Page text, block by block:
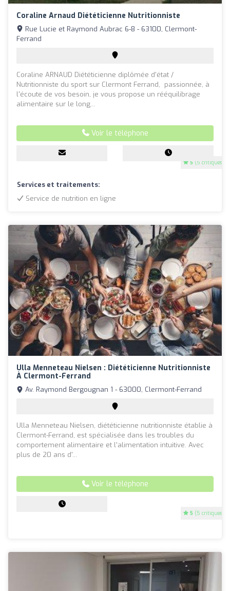
Coraline Arnaud Diététicienne Nutritionniste
5 (5 critiques)
Rue Lucie et Raymond Aubrac 6-8 - 63100, Clermont-
Ferrand
Coraline ARNAUD Diététicienne diplômée d'état /
Nutritionniste du sport sur Clermont Ferrand, passionnée, à
l'écoute de vos besoin, je vous propose un rééquilibrage
alimentaire sur le long...
Voir le téléphone
Services et traitements:
Service de nutrition en ligne
Ulla Menneteau Nielsen : Diététicienne Nutritionniste
À Clermont-Ferrand
5 (5 critiques)
Av. Raymond Bergougnan 1 - 63000, Clermont-Ferrand
Ulla Menneteau Nielsen, diététicienne nutritionniste établie à
Clermont-Ferrand, est spécialisée dans les troubles du
comportement alimentaire et l'alimentation intuitive. Avec
plus de 20 ans d'...
Voir le téléphone